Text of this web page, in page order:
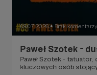
09.07.2026 ● Brak komentarzy
Paweł Szotek -
Paweł Szotek -
kluczowych osób